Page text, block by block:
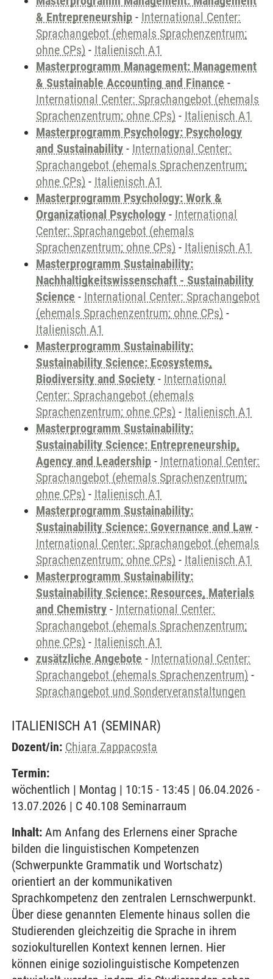
& Entrepreneurship - International Center:
Sprachangebot (ehemals Sprachenzentrum;
ohne CPs) - Italienisch A1
Masterprogramm Management: Management
& Sustainable Accounting and Finance -
International Center: Sprachangebot (ehemals
Sprachenzentrum; ohne CPs) - Italienisch A1
Masterprogramm Psychology: Psychology
and Sustainability - International Center:
Sprachangebot (ehemals Sprachenzentrum;
ohne CPs) - Italienisch A1
Masterprogramm Psychology: Work &
Organizational Psychology - International
Center: Sprachangebot (ehemals
Sprachenzentrum; ohne CPs) - Italienisch A1
Masterprogramm Sustainability:
Nachhaltigkeitswissenschaft - Sustainability
Science - International Center: Sprachangebot
(ehemals Sprachenzentrum; ohne CPs) -
Italienisch A1
Masterprogramm Sustainability:
Sustainability Science: Ecosystems,
Biodiversity and Society - International
Center: Sprachangebot (ehemals
Sprachenzentrum; ohne CPs) - Italienisch A1
Masterprogramm Sustainability:
Sustainability Science: Entrepreneurship,
Agency and Leadership - International Center:
Sprachangebot (ehemals Sprachenzentrum;
ohne CPs) - Italienisch A1
Masterprogramm Sustainability:
Sustainability Science: Governance and Law -
International Center: Sprachangebot (ehemals
Sprachenzentrum; ohne CPs) - Italienisch A1
Masterprogramm Sustainability:
Sustainability Science: Resources, Materials
and Chemistry - International Center:
Sprachangebot (ehemals Sprachenzentrum;
ohne CPs) - Italienisch A1
zusätzliche Angebote - International Center:
Sprachangebot (ehemals Sprachenzentrum) -
Sprachangebot und Sonderveranstaltungen
ITALIENISCH A1 (SEMINAR)
Dozent/in: Chiara Zappacosta
Termin:
wöchentlich | Montag | 10:15 - 13:45 | 06.04.2026 -
13.07.2026 | C 40.108 Seminarraum
Inhalt: Am Anfang des Erlernens einer Sprache
bilden die linguistischen Kompetenzen
(Schwerpunkte Grammatik und Wortschatz)
orientiert an der kommunikativen
Sprachkompetenz den zentralen Lernschwerpunkt.
Über diese genannten Elemente hinaus sollen die
Studierenden gleichzeitig die Sprache in ihrem
soziokulturellen Kontext kennen lernen. Hier
können einige soziolinguistische Kompetenzen